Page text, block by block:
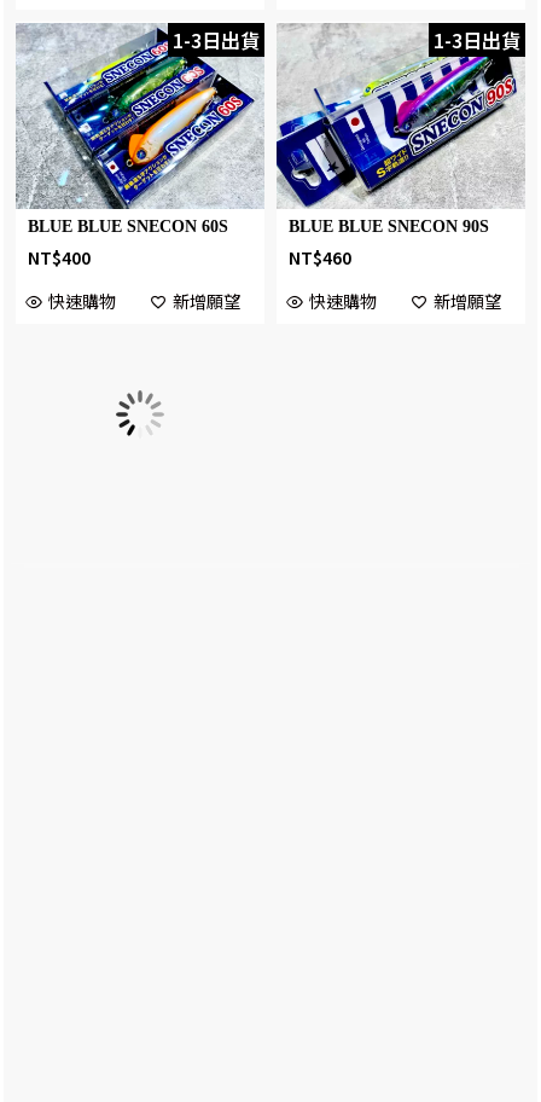
1-3日出貨
BLUE BLUE SNECON 60S
NT$400
快速購物
新增願望
1-3日出貨
BLUE BLUE SNECON 90S
NT$460
快速購物
新增願望